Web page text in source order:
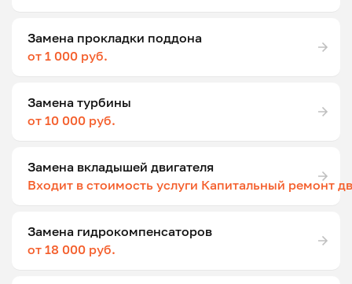
Замена прокладки поддона
от 1 000 руб.
Замена турбины
от 10 000 руб.
Замена вкладышей двигателя
Входит в стоимость услуги Капитальный ремонт
Замена гидрокомпенсаторов
от 18 000 руб.